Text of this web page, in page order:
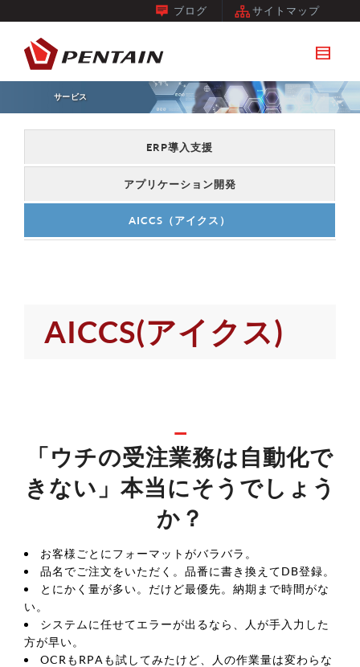
ブログ サイトマップ
サービス
ERP導入支援
アプリケーション開発
AICCS（アイクス）
AICCS(アイクス)
「ウチの受注業務は自動化で
きない」本当にそうでしょう
か？
お客様ごとにフォーマットがバラバラ。
品名でご注文をいただく。品番に書き換えてDB登録。
とにかく量が多い。だけど最優先。納期まで時間がな
い。
システムに任せてエラーが出るなら、人が手入力した
方が早い。
OCRもRPAも試してみたけど、人の作業量は変わらな